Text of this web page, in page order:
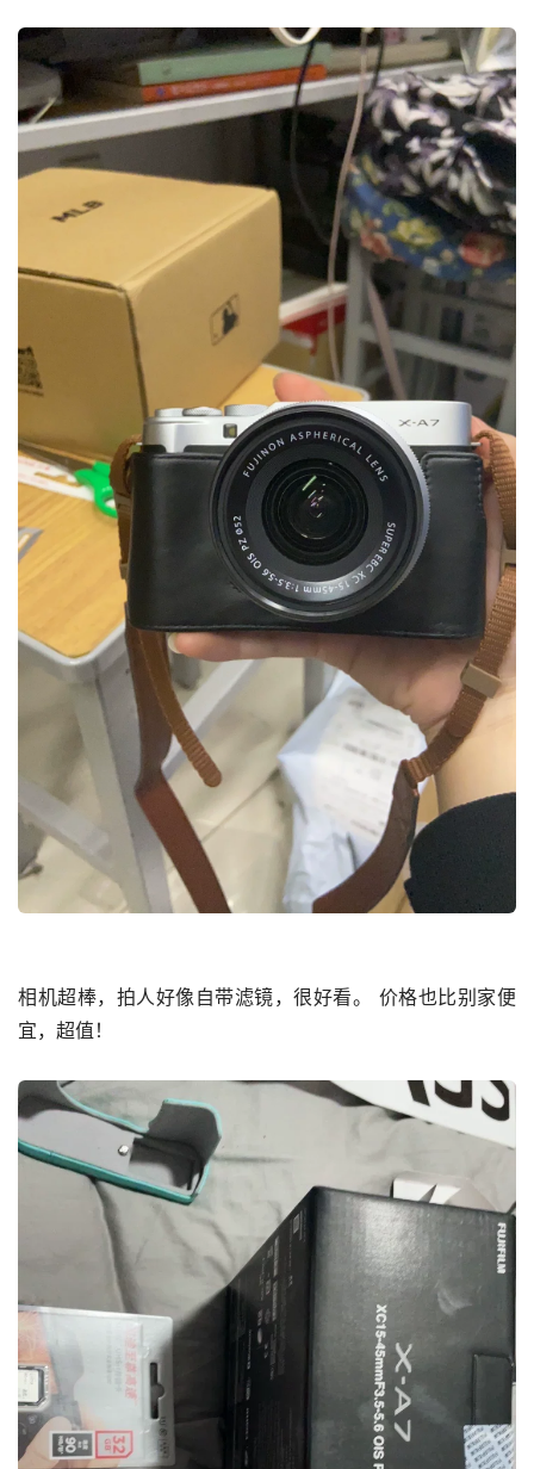
相机超棒，拍人好像自带滤镜，很好看。 价格也比别家便
宜，超值！